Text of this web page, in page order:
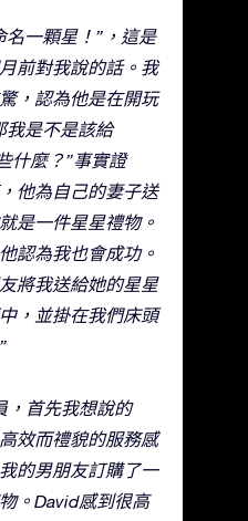
名一顆星！”，這是
前對我說的話。我
，認為他是在開玩
我是不是該給
什麼？”事實證
他為自己的妻子送
是一件星星禮物。
認為我也會成功。
將我送給她的星星
，並掛在我們床頭
，首先我想說的
效而禮貌的服務感
的男朋友訂購了一
。David感到很高